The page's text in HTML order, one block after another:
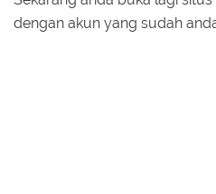
dengan akun yang sudah